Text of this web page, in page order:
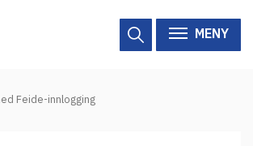
MENY
tjenester
Feide-innlogging